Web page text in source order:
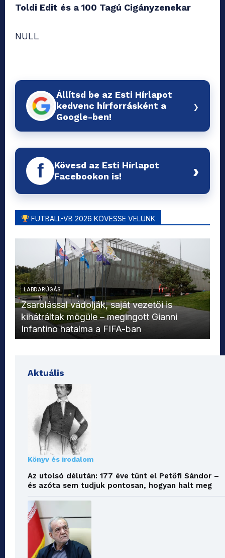
Toldi Edit és a 100 Tagú Cigányzenekar
NULL
Állítsd be az Esti Hírlapot
kedvenc hírforrásként a
Google-ben!
›
f
Kövesd az Esti Hírlapot
Facebookon is!
›
FUTBALL-VB 2026 KÖVESSE VELÜNK
LABDARÚGÁS
Zsarolással vádolják, saját vezetői is
kihátráltak mögüle – megingott Gianni
Infantino hatalma a FIFA-ban
Aktuális
Könyv és irodalom
Az utolsó délután: 177 éve tűnt el Petőfi Sándor –
és azóta sem tudjuk pontosan, hogyan halt meg